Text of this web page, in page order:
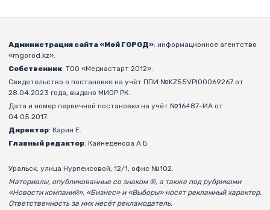
Администрация сайта «Мой ГОРОД»: информационное агентство
«mgorod.kz».
Собственник: ТОО «Медиастарт 2012».
Свидетельство о постановке на учёт ППИ №KZ55VPI00069267 от
28.04.2023 года, выдано МИОР РК.
Дата и номер первичной постановки на учёт №16487-ИА от
04.05.2017.
Директор: Карин Е.
Главный редактор: Кайнеденова А.Б.
Уральск, улица Нурпеисовой, 12/1, офис №102.
Материалы, опубликованные со знаком ®, а также под рубриками
«Новости компаний», «Бизнес» и «Выборы» носят рекламный характер.
Ответственность за них несёт рекламодатель.